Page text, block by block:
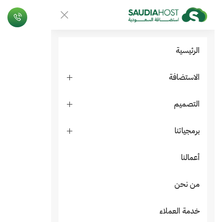
الرئيسية
الاستضافة
التصميم
برمجياتنا
أعمالنا
من نحن
خدمة العملاء